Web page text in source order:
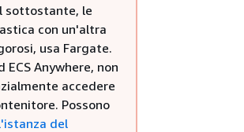
sottostante, le
con un'altra
usa Fargate.
Anywhere, non
accedere
Possono
del